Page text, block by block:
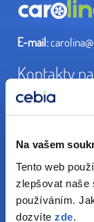
Na vašem
Tento web
zlepšovat naše
používáním.
dozvíte zde.
E-mail:
Kontakty
Cebia, spol. s r.o.
Vyskočilova
E-mail:
Tel.:+420 222
ESSOX s.r.o.
F. A. Gerstnera 52